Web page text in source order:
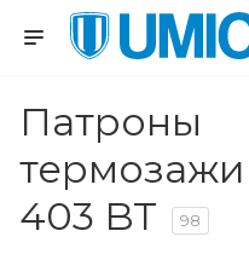
Патроны
403 BT
98